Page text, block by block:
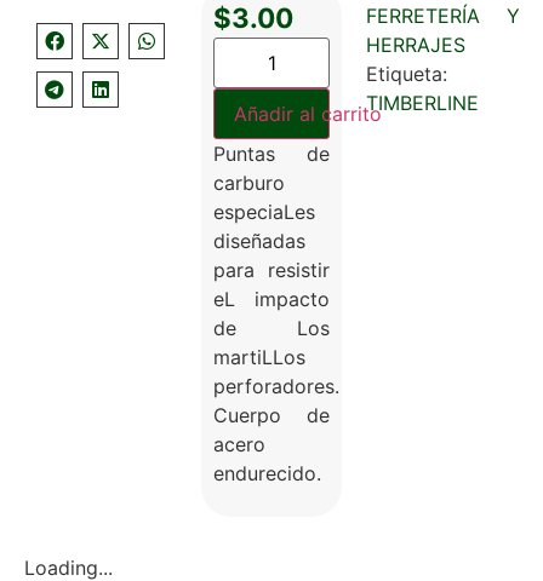
$3.00
Añadir al carrito
Puntas de
carburo
especiaLes
diseñadas
para resistir
eL impacto
de Los
martiLLos
perforadores.
Cuerpo de
acero
endurecido.
FERRETERÍA Y
HERRAJES
Etiqueta:
TIMBERLINE
Loading...